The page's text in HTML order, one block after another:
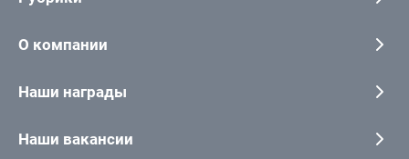
О компании
Наши награды
Наши вакансии